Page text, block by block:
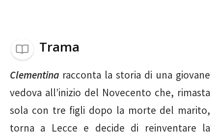
Trama
Clementina racconta la storia di una giovane
vedova all’inizio del Novecento che, rimasta
sola con tre figli dopo la morte del marito,
torna a Lecce e decide di reinventare la